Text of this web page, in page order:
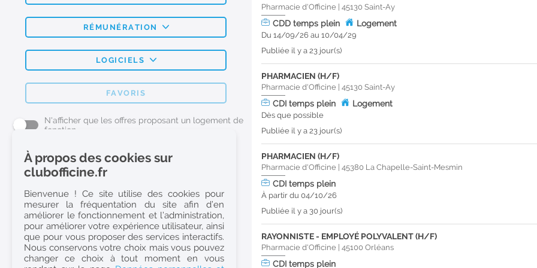
RÉMUNÉRATION
LOGICIELS
FAVORIS
N'afficher que les offres proposant un logement de
fonction
L'emploi Pharmacie par métier
Pharmacien (H/F)
Préparateur en Pharmacie (H/F)
Etudiant en Pharmacie (H/F)
Etudiant en Pharmacie 6e année validée (H/F)
Conseiller Dermo Cosmetique - Esthéticienne (H/F)
Pharmacie d'Officine |45130Saint-Ay
CDDtemps plein Logement
Du 14/09/26 au 10/04/29
Publiée il y a 23 jour(s)
PHARMACIEN (H/F)
Pharmacie d'Officine |45130Saint-Ay
CDItemps plein Logement
Dès que possible
Publiée il y a 23 jour(s)
PHARMACIEN (H/F)
Pharmacie d'Officine |45380 La Chapelle-Saint-Mesmin
CDItemps plein
À partir du 04/10/26
Publiée il y a 30 jour(s)
RAYONNISTE - EMPLOYÉ POLYVALENT (H/F)
Pharmacie d'Officine |45100Orléans
CDItemps plein
À propos des cookies sur
clubofficine.fr
Bienvenue ! Ce site utilise des cookies pour
mesurer la fréquentation du site afin d’en
améliorer le fonctionnement et l’administration,
pour améliorer votre expérience utilisateur, ainsi
que pour vous proposer des services interactifs.
Nous conservons votre choix mais vous pouvez
changer ce choix à tout moment en vous